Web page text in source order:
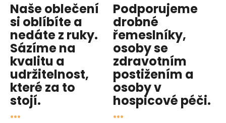
Naše oblečení
si oblíbíte a
nedáte z ruky.
Sázíme na
kvalitu a
udržitelnost,
které za to
stojí.
...
Podporujeme
drobné
řemeslníky,
osoby se
zdravotním
postižením a
osoby v
hospicové péči.
...